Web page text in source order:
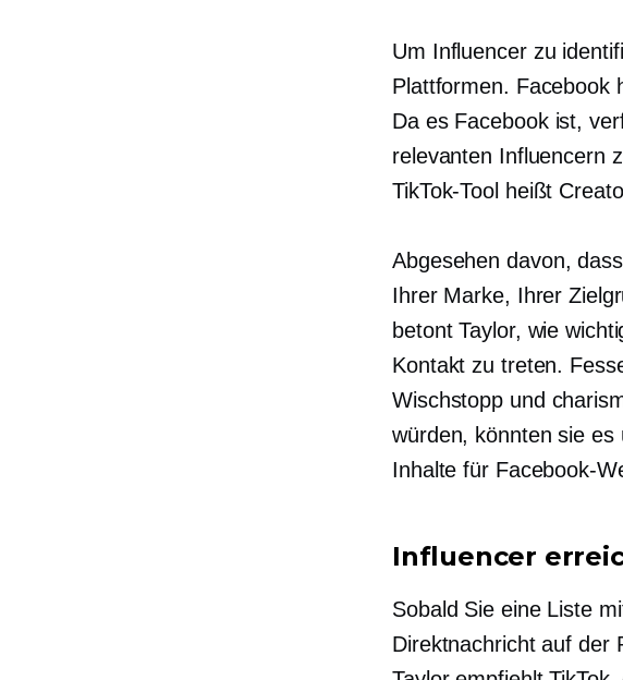
Um Influencer zu
Plattformen. Facebook
Da es Facebook ist,
relevanten Influencern
TikTok-Tool heißt
Abgesehen davon,
Ihrer Marke, Ihrer
betont Taylor, wie
Kontakt zu treten.
Wischstopp und
würden, könnten sie
Inhalte für Facebook-
Influencer
Sobald Sie eine Liste
Direktnachricht auf der